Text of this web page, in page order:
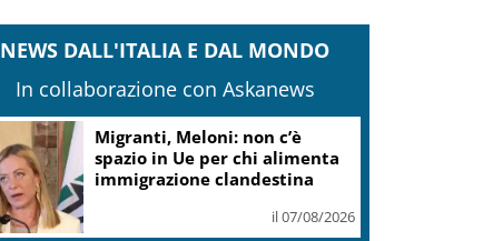
NEWS DALL'ITALIA E DAL MONDO
In collaborazione con Askanews
Migranti, Meloni: non c’è
spazio in Ue per chi alimenta
immigrazione clandestina
il 07/08/2026